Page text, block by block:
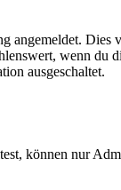
angemeldet. Dies
wenn du
ausgeschaltet.
können nur